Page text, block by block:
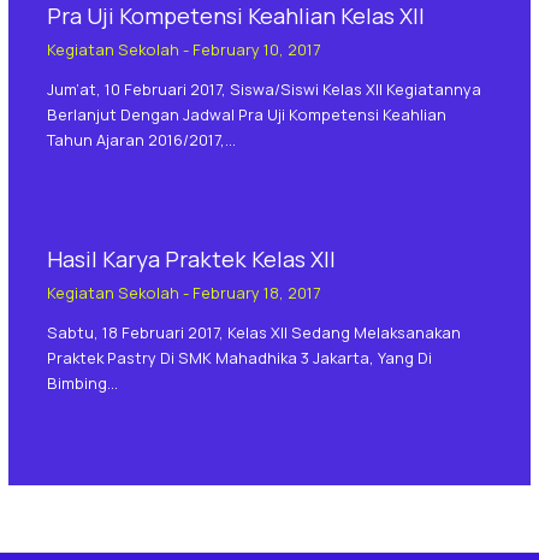
Pra Uji Kompetensi Keahlian Kelas XII
Kegiatan Sekolah - February 10, 2017
Jum’at, 10 Februari 2017, Siswa/siswi Kelas XII Kegiatannya
Berlanjut Dengan Jadwal Pra Uji Kompetensi Keahlian
Tahun Ajaran 2016/2017,…
Hasil Karya Praktek Kelas XII
Kegiatan Sekolah - February 18, 2017
Sabtu, 18 Februari 2017, Kelas XII Sedang Melaksanakan
Praktek Pastry Di SMK Mahadhika 3 Jakarta, Yang Di
Bimbing…